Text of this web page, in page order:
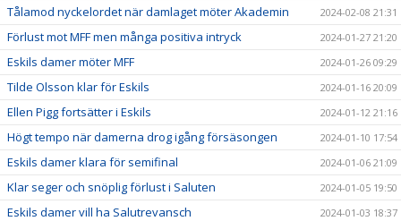
Tålamod nyckelordet när damlaget möter Akademin 2024-02-08 21:31
Förlust mot MFF men många positiva intryck 2024-01-27 21:20
Eskils damer möter MFF 2024-01-26 09:29
Tilde Olsson klar för Eskils 2024-01-16 20:09
Ellen Pigg fortsätter i Eskils 2024-01-12 21:16
Högt tempo när damerna drog igång försäsongen 2024-01-10 17:54
Eskils damer klara för semifinal 2024-01-06 21:09
Klar seger och snöplig förlust i Saluten 2024-01-05 19:50
Eskils damer vill ha Salutrevansch 2024-01-03 18:37